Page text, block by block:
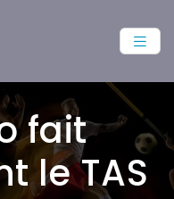
fait
le TAS